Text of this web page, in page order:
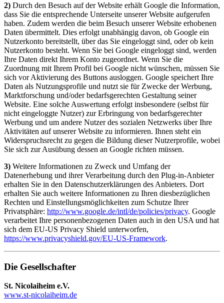
2) Durch den Besuch auf der Website erhält Google die Information,
dass Sie die entsprechende Unterseite unserer Website aufgerufen
haben. Zudem werden die beim Besuch unserer Website erhobenen
Daten übermittelt. Dies erfolgt unabhängig davon, ob Google ein
Nutzerkonto bereitstellt, über das Sie eingeloggt sind, oder ob kein
Nutzerkonto besteht. Wenn Sie bei Google eingeloggt sind, werden
Ihre Daten direkt Ihrem Konto zugeordnet. Wenn Sie die
Zuordnung mit Ihrem Profil bei Google nicht wünschen, müssen Sie
sich vor Aktivierung des Buttons ausloggen. Google speichert Ihre
Daten als Nutzungsprofile und nutzt sie für Zwecke der Werbung,
Marktforschung und/oder bedarfsgerechten Gestaltung seiner
Website. Eine solche Auswertung erfolgt insbesondere (selbst für
nicht eingeloggte Nutzer) zur Erbringung von bedarfsgerechter
Werbung und um andere Nutzer des sozialen Netzwerks über Ihre
Aktivitäten auf unserer Website zu informieren. Ihnen steht ein
Widerspruchsrecht zu gegen die Bildung dieser Nutzerprofile, wobei
Sie sich zur Ausübung dessen an Google richten müssen.
3) Weitere Informationen zu Zweck und Umfang der
Datenerhebung und ihrer Verarbeitung durch den Plug-in-Anbieter
erhalten Sie in den Datenschutzerklärungen des Anbieters. Dort
erhalten Sie auch weitere Informationen zu Ihren diesbezüglichen
Rechten und Einstellungsmöglichkeiten zum Schutze Ihrer
Privatsphäre: http://www.google.de/intl/de/policies/privacy. Google
verarbeitet Ihre personenbezogenen Daten auch in den USA und hat
sich dem EU-US Privacy Shield unterworfen,
https://www.privacyshield.gov/EU-US-Framework.
Die Gesellschafter
St. Nicolaiheim e.V.
www.st-nicolaiheim.de